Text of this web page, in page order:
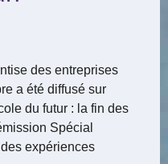
des entreprises
a été diffusé sur
du futur : la fin des
Spécial
expériences